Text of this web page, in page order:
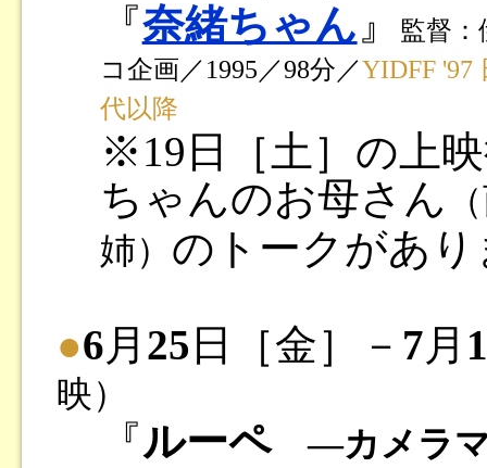
『奈緒ちゃん 』
監督
コ企画／1995／98分／YIDFF '97
代以降
※19日［土］の上
ちゃんのお母さん
姉） のトークがあり
●6月 25 日［金］－ 7月 1
映）
『ルーペ―カメラマ